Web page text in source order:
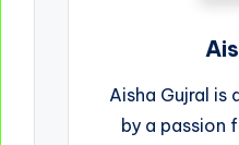
Aisha Gujral is
by a passion